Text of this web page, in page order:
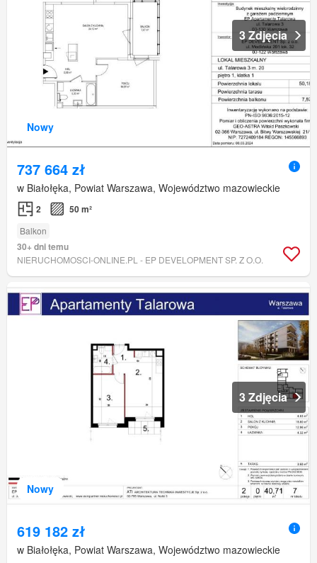
Nowy
3 Zdjęcia
737 664 zł
w Białołęka, Powiat Warszawa, Województwo mazowieckie
2 50 m²
Balkon
30+ dni temu
NIERUCHOMOSCI-ONLINE.PL - EP DEVELOPMENT SP. Z O.O.
Nowy
3 Zdjęcia
619 182 zł
w Białołęka, Powiat Warszawa, Województwo mazowieckie